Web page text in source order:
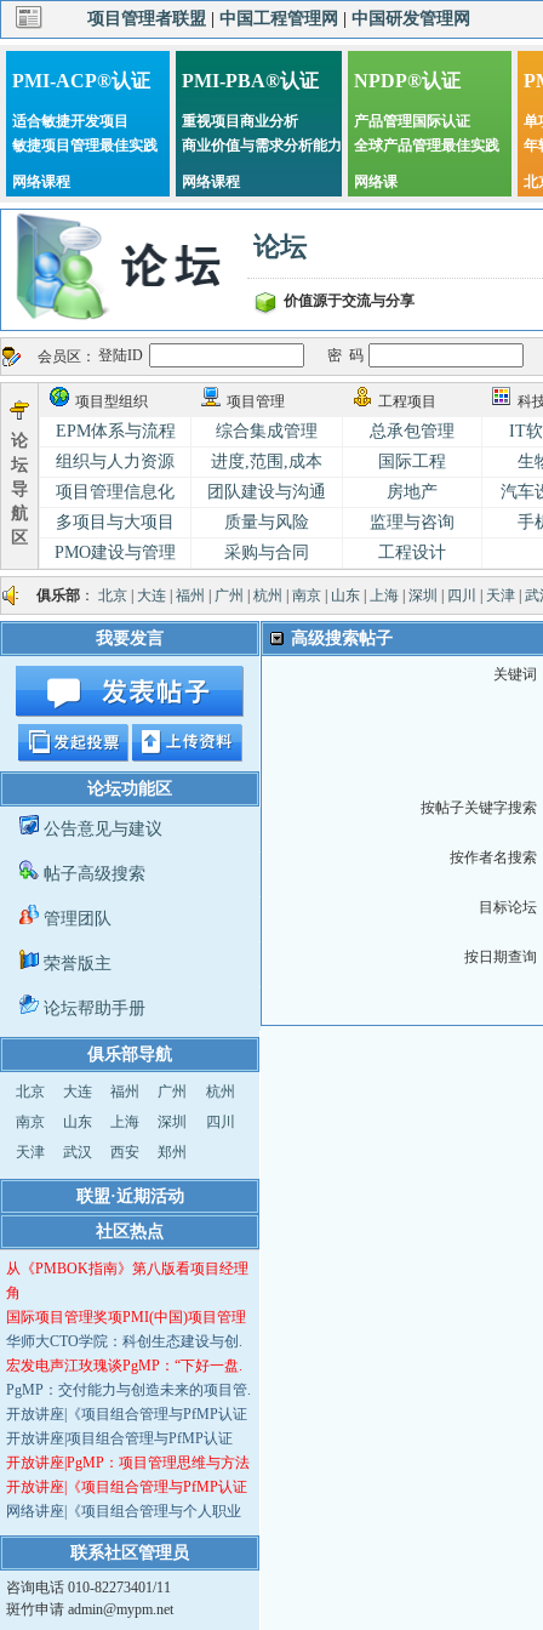
项目管理者联盟 中国工程管理网 中国研发管理网
PMI-ACP®认证
适合敏捷开发项目
敏捷项目管理最佳实践
网络课程
PMI-PBA®认证
重视项目商业分析
商业价值与需求分析能力
网络课程
NPDP®认证
产品管理国际认证
全球产品管理最佳实践
网络课
单
年
北
论坛
价值源于交流与分享
会员区： 登陆ID 密 码
论
坛
导
航
区
项目型组织 项目管理 工程项目 科
EPM体系与流程 综合集成管理 总承包管理
IT
组织与人力资源
进度,范围,成本 国际工程
生
项目管理信息化
团队建设与沟通 房地产
汽车
多项目与大项目
质量与风险 监理与咨询
手
PMO建设与管理
采购与合同 工程设计
俱乐部 ： 北京 大连 福州 广州 杭州 南京 山东 上海 深圳 四川 天津 武
我要发言
论坛功能区
公告意见与建议
帖子高级搜索
管理团队
荣誉版主
论坛帮助手册
俱乐部导航
北京 大连 福州 广州
杭州
南京
山东 上海 深圳
四川
天津
武汉 西安 郑州
联盟·近期活动
社区热点
从《PMBOK指南》第八版看项目经理
角
国际项目管理奖项PMI(中国)项目管理
华师大CTO学院：科创生态建设与创.
宏发电声江玫瑰谈PgMP：“下好一盘.
PgMP：交付能力与创造未来的项目管.
开放讲座|《项目组合管理与PfMP认证
开放讲座|项目组合管理与PfMP认证
开放讲座|PgMP：项目管理思维与方法
开放讲座|《项目组合管理与PfMP认证
网络讲座|《项目组合管理与个人职业
联系社区管理员
咨询电话 010-82273401/11
斑竹申请 admin@mypm.net
高级搜索帖子
关键词
按帖子关键字搜索
按作者名搜索
目标论坛
按日期查询